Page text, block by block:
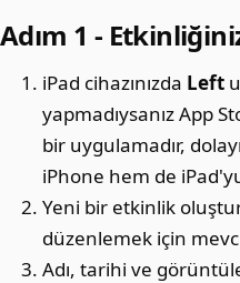
Adım 1 -
iPad cihazınızda Left
yapmadıysanız App
bir uygulamadır,
iPhone hem de
Yeni bir etkinlik
düzenlemek için
Adı, tarihi ve